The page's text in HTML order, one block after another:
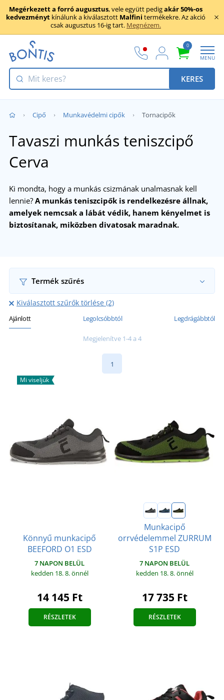
Megérkezett a forró augusztus, vele együtt pedigakár 50%-os
kedvezményt kínálunk a kiválasztott Malfini termékekre. Az akció
csak augusztus 16-ig tart. Megnézem.
0
MENU
KERES
Cipő Munkavédelmi cipők Tornacipők
Tavaszi munkás teniszcipő
Cerva
Ki mondta, hogy a munkás csizmának unalmasnak kell
lennie? A munkás teniszcipők is rendelkezésre állnak,
amelyek nemcsak a lábát védik, hanem kényelmet is
biztosítanak, miközben divatosak maradnak.
Termék szűrés
Kiválasztott szűrők törlése (2)
Ajánlott Legolcsóbbtól Legdrágábbtól
Megjelenítve 1-4 a 4
1
Mi viseljük
Könnyű munkacipő
BEEFORD O1 ESD
7 NAPON BELÜL
kedden 18. 8.önnél
14 145 Ft
RÉSZLETEK
Munkacipő
orrvédelemmel ZURRUM
S1P ESD
7 NAPON BELÜL
kedden 18. 8.önnél
17 735 Ft
RÉSZLETEK